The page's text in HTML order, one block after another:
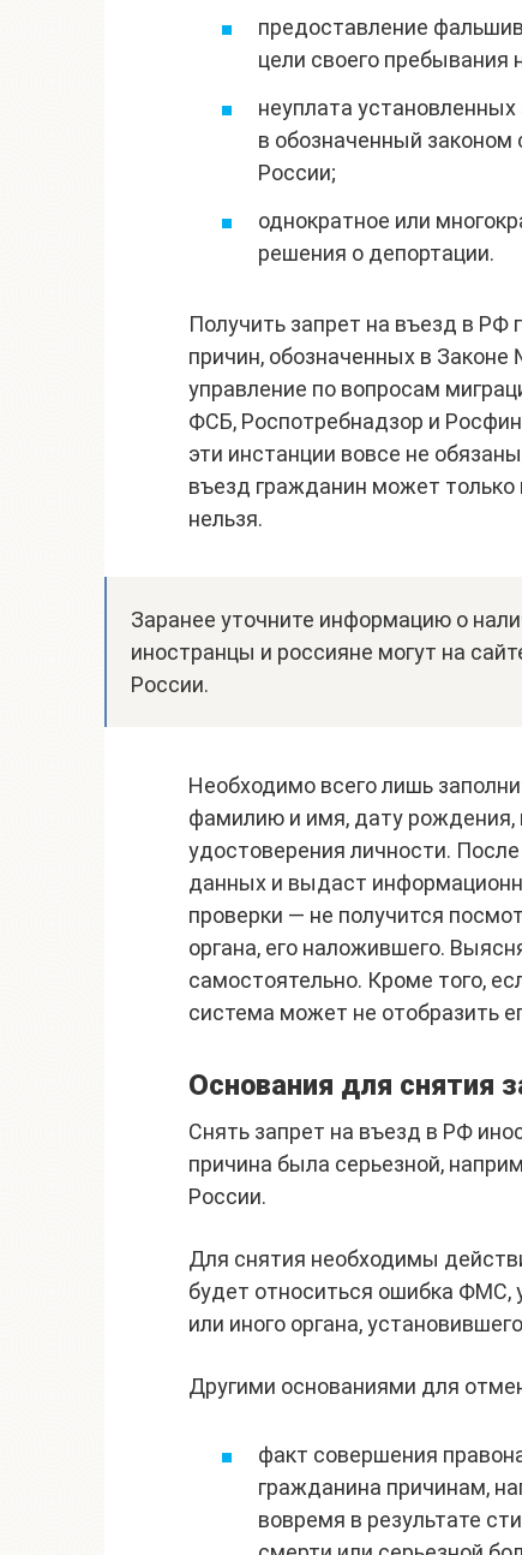
предоставление
цели своего пребывания
неуплата
в обозначенный законом
России;
однократное или
решения о депортации.
Получить запрет на въезд в РФ
причин, обозначенных в
управление по вопросам
ФСБ, Роспотребнадзор и
эти инстанции вовсе не
въезд гражданин может только
нельзя.
Заранее уточните информацию о
иностранцы и россияне могут на
России.
Необходимо всего лишь
фамилию и имя, дату рождения,
удостоверения личности.
данных и выдаст
проверки — не получится
органа, его наложившего.
самостоятельно. Кроме того,
система может не отобразить
Основания для снятия
Снять запрет на въезд в РФ
причина была серьезной,
России.
Для снятия необходимы
будет относиться ошибка
или иного органа,
Другими основаниями для
факт совершения
гражданина причинам,
вовремя в результате